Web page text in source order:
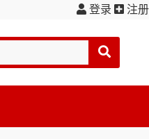
登录 注册